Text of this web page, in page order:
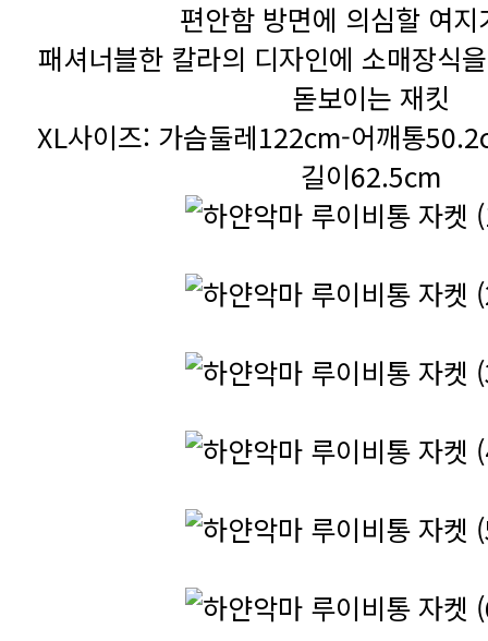
편안함 방면에 의심할 여지
패셔너블한 칼라의 디자인에 소매장식
돋보이는 재킷
XL사이즈: 가슴둘레122cm-어깨통
길이62.5cm